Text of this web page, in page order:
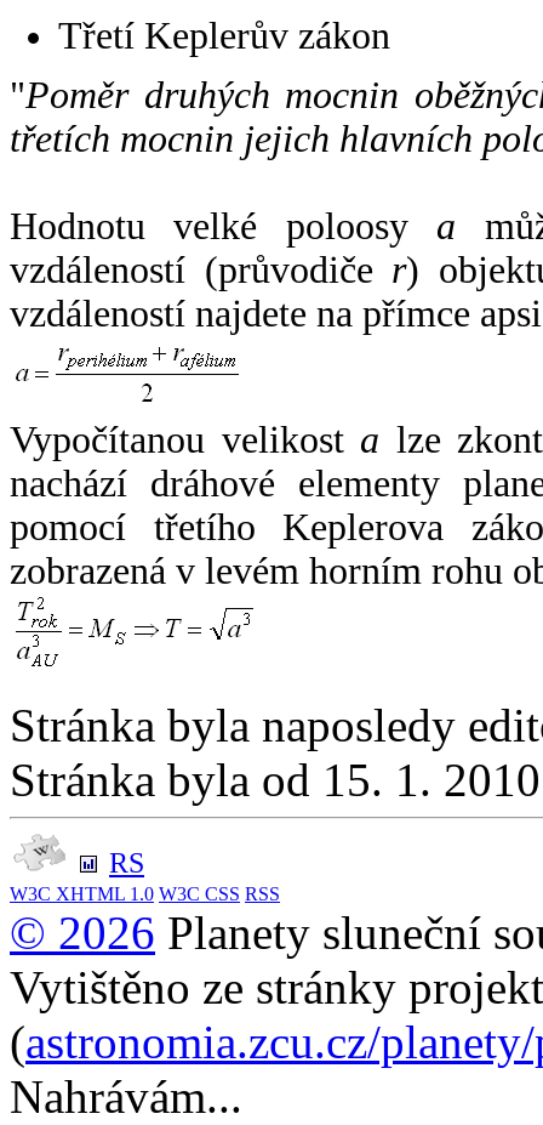
Třetí Keplerův zákon
"Poměr druhých mocnin
třetích mocnin jejich hlavních
Hodnotu velké poloosy a
vzdáleností (průvodiče r)
vzdáleností najdete na přímce
Vypočítanou velikost a lze
nachází dráhové elementy
pomocí třetího Keplerova
zobrazená v levém horním rohu
Stránka byla naposledy
Stránka byla od 15. 1.
RS
W3C XHTML 1.0 W3C CSS RSS
© 2026 Planety sluneční
Vytištěno ze stránky
(astronomia.zcu.cz/
Nahrávám...